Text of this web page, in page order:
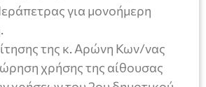
για μονοήμερη
της κ. Αρώνη Κων/νας
χρήσης της αίθουσας